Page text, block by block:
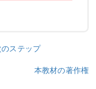
のステップ
本教材の著作権